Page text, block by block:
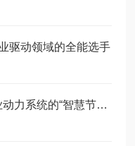
驱动领域的全能选手
东芝VFS15-2075PM变频器工业动力系统的“智慧节能引擎”